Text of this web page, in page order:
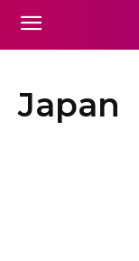
Japan